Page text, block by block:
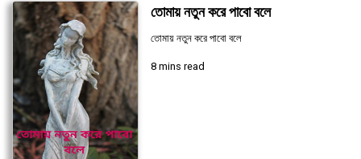
তোমায় নতুন করে পাবো বলে
তোমায় নতুন করে পাবো বলে
8 mins read